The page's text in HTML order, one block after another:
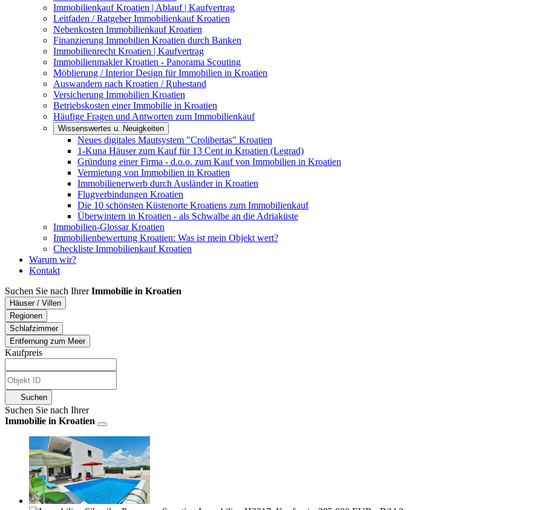
Immobilienkauf Kroatien | Ablauf | Kaufvertrag
Leitfaden / Ratgeber Immobilienkauf Kroatien
Nebenkosten Immobilienkauf Kroatien
Finanzierung Immobilien Kroatien durch Banken
Immobilienrecht Kroatien | Kaufvertrag
Immobilienmakler Kroatien - Panorama Scouting
Möblierung / Interior Design für Immobilien in Kroatien
Auswandern nach Kroatien / Ruhestand
Versicherung Immobilien Kroatien
Betriebskosten einer Immobilie in Kroatien
Häufige Fragen und Antworten zum Immobilienkauf
Wissenswertes u. Neuigkeiten
Neues digitales Mautsystem "Crolibertas" Kroatien
1-Kuna Häuser zum Kauf für 13 Cent in Kroatien (Legrad)
Gründung einer Firma - d.o.o. zum Kauf von Immobilien in Kroatien
Vermietung von Immobilien in Kroatien
Immobilienerwerb durch Ausländer in Kroatien
Flugverbindungen Kroatien
Die 10 schönsten Küstenorte Kroatiens zum Immobilienkauf
Überwintern in Kroatien - als Schwalbe an die Adriaküste
Immobilien-Glossar Kroatien
Immobilienbewertung Kroatien: Was ist mein Objekt wert?
Checkliste Immobilienkauf Kroatien
Warum wir?
Kontakt
Suchen Sie nach IhrerImmobilie in Kroatien
Häuser / Villen
Regionen
Schlafzimmer
Entfernung zum Meer
Kaufpreis
Suchen
Suchen Sie nach Ihrer
Immobilie in Kroatien